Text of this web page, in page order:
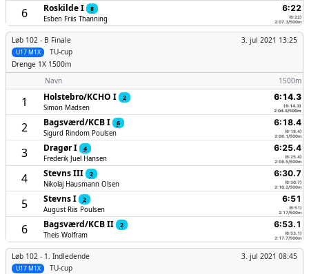
6 Roskilde I
8
Esben Friis Thanning
6:22
(6:22)
2:07.3/500m
Løb 102 - B Finale
TU-cup
3. jul 2021 13:25
U17 M1X
Drenge 1X 1500m
Navn
1500m
1 Holstebro/­KCHO I
2
Simon Madsen
6:14.3
(6:14.3)
2:04.8/500m
2 Bagsværd/­KCB I
6
Sigurd Rindom Poulsen
6:18.4
(6:18.4)
2:06.1/500m
3 Dragør I
4
Frederik Juel Hansen
6:25.4
(6:25.4)
2:08.5/500m
4 Stevns III
2
Nikolaj Hausmann Olsen
6:30.7
(6:30.7)
2:10.2/500m
5 Stevns I
2
August Riis Poulsen
6:51
(6:51)
2:17/500m
6 Bagsværd/­KCB II
2
Theis Wolfram
6:53.1
(6:53.1)
2:17.7/500m
Løb 102 - 1. Indledende
TU-cup
3. jul 2021 08:45
U17 M1X